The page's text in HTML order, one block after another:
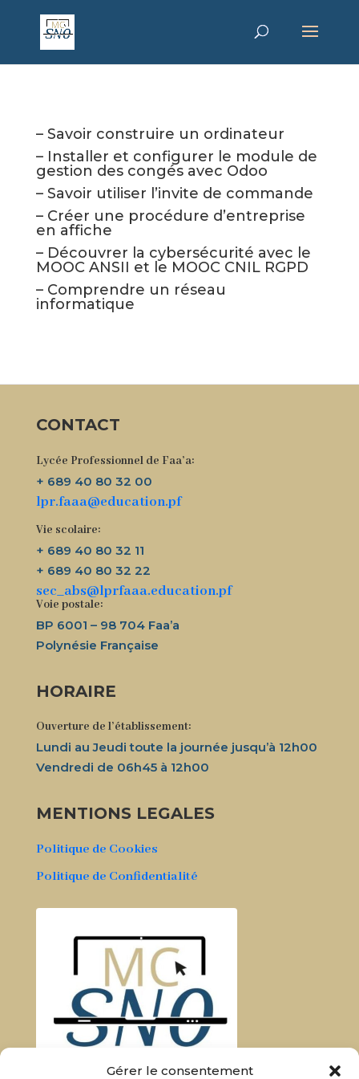
Gérer le consentement
– Savoir construire un ordinateur
– Installer et configurer le module de
gestion des congés avec Odoo
– Savoir utiliser l’invite de commande
– Créer une procédure d’entreprise
en affiche
– Découvrer la cybersécurité avec le
MOOC ANSII et le MOOC CNIL RGPD
– Comprendre un réseau
informatique
CONTACT
Lycée Professionnel de Faa’a:
+ 689 40 80 32 00
lpr.faaa@education.pf
Vie scolaire:
+ 689 40 80 32 11
+ 689 40 80 32 22
sec_abs@lprfaaa.education.pf
Voie postale:
BP 6001 – 98 704 Faa’a
Polynésie Française
HORAIRE
Ouverture de l’établissement:
Lundi au Jeudi toute la journée jusqu’à 12h00
Vendredi de 06h45 à 12h00
MENTIONS LEGALES
Politique de Cookies
Politique de Confidentialité